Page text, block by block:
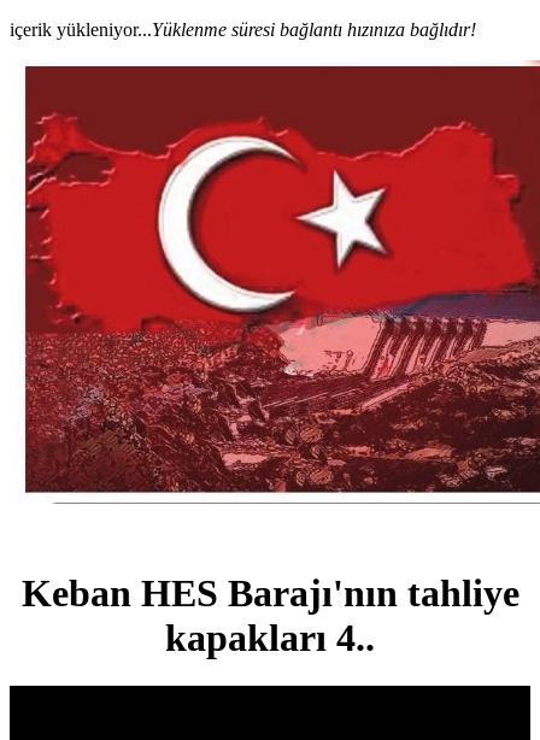
içerik yükleniyor...Yüklenme süresi bağlantı hızınıza bağlıdır!
Keban HES Barajı'nın tahliye
kapakları 4..